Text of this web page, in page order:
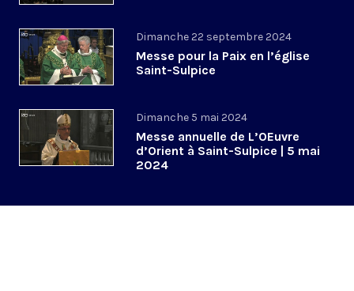
Dimanche 22 septembre 2024
Messe pour la Paix en l’église
Saint-Sulpice
Dimanche 5 mai 2024
Messe annuelle de L’OEuvre
d’Orient à Saint-Sulpice | 5 mai
2024